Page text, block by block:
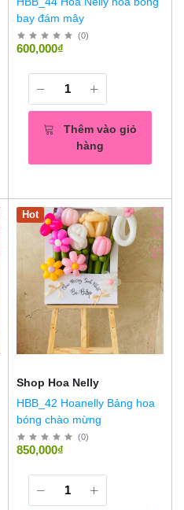
bay đám mây
(0)
600,000₫
Thêm vào giỏ
hàng
Hot
Shop Hoa Nelly
HBB_42 Hoanelly Bảng hoa
bóng chào mừng
(0)
850,000₫